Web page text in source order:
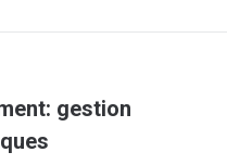
gestion